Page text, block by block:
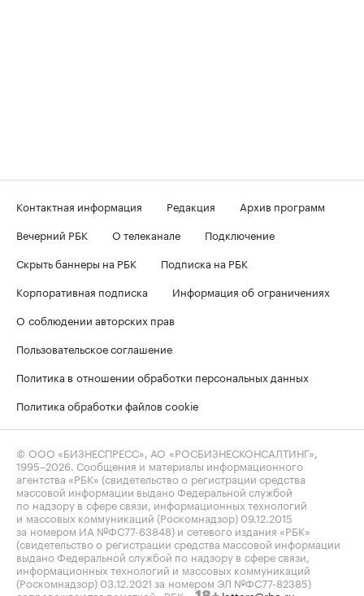
Контактная информация Редакция
Архив программ
Вечерний РБК
О телеканале
Подключение
Скрыть баннеры на РБК
Подписка на РБК
Корпоративная подписка
Информация об ограничениях
О соблюдении авторских прав
Пользовательское соглашение
Политика в отношении обработки персональных данных
Политика обработки файлов cookie
© ООО «БИЗНЕСПРЕСС», АО «РОСБИЗНЕСКОНСАЛТИНГ»,
1995–2026 . Сообщения и материалы информационного
агентства «РБК» (свидетельство о регистрации средства
массовой информации выдано Федеральной службой
по надзору в сфере связи, информационных технологий
и массовых коммуникаций (Роскомнадзор) 09.12.2015
за номером ИА №ФС77-63848) и сетевого издания «РБК»
(свидетельство о регистрации средства массовой информации
выдано Федеральной службой по надзору в сфере связи,
информационных технологий и массовых коммуникаций
(Роскомнадзор) 03.12.2021 за номером ЭЛ №ФС77-82385)